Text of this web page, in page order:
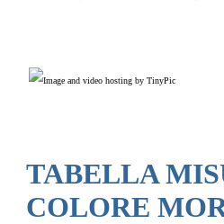
TABELLA
COLORE